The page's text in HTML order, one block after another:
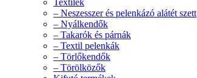
Textilek
– Neszesszer és pelenkázó alátét szett
– Nyálkendők
– Takarók és párnák
– Textil pelenkák
– Törlőkendők
– Törölközők